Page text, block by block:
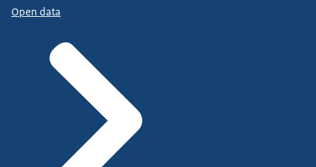
Open data